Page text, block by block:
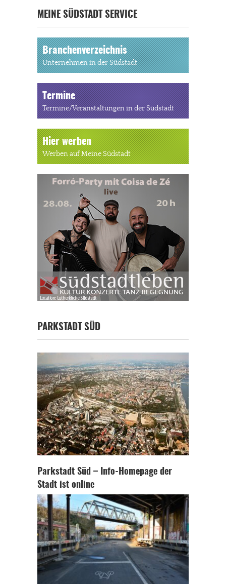
MEINE SÜDSTADT SERVICE
Branchenverzeichnis
Unternehmen in der Südstadt
Termine
Termine/Veranstaltungen in der Südstadt
Hier werben
Werben auf Meine Südstadt
PARKSTADT SÜD
Parkstadt Süd – Info-Homepage der
Stadt ist online